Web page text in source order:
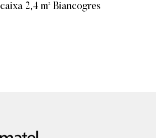
caixa 2,4 m² Biancogres